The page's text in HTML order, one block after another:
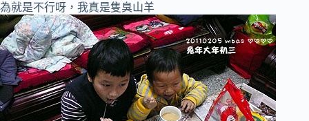
為就是不行呀，我真是隻臭山羊